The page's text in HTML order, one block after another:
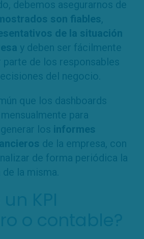
debemos asegurarnos de
son fiables,
de la situación
y deben ser fácilmente
de los responsables
del negocio.
que los dashboards
para
los informes
de la empresa, con
de forma periódica la
la misma.